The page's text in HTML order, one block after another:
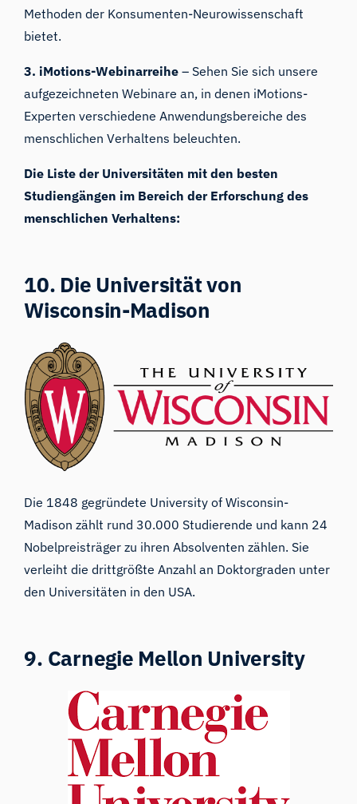
Methoden der Konsumenten-Neurowissenschaft
bietet.
3. iMotions-Webinarreihe – Sehen Sie sich unsere
aufgezeichneten Webinare an, in denen iMotions-
Experten verschiedene Anwendungsbereiche des
menschlichen Verhaltens beleuchten.
Die Liste der Universitäten mit den besten
Studiengängen im Bereich der Erforschung des
menschlichen Verhaltens:
10. Die Universität von
Wisconsin-Madison
Die 1848 gegründete University of Wisconsin-
Madison zählt rund 30.000 Studierende und kann 24
Nobelpreisträger zu ihren Absolventen zählen. Sie
verleiht die drittgrößte Anzahl an Doktorgraden unter
den Universitäten in den USA.
9. Carnegie Mellon University